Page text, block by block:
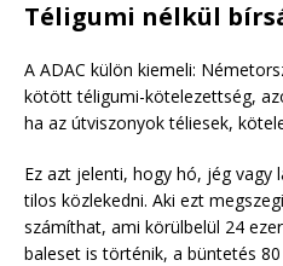
Téligumi nélkül
A ADAC külön kiemeli:
kötött téligumi-kötelezettség,
ha az útviszonyok téliesek,
Ez azt jelenti, hogy hó, jég vagy
tilos közlekedni. Aki ezt
számíthat, ami körülbelül 24
baleset is történik, a büntetés